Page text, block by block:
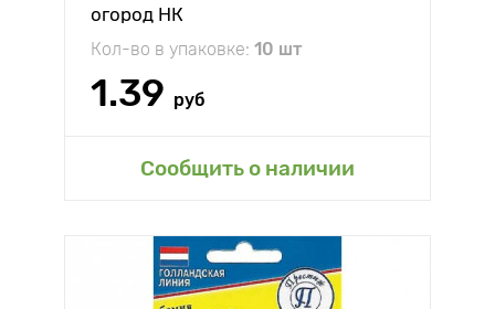
огород НК
Кол-во в упаковке: 10 шт
1.39 руб
Сообщить о наличии